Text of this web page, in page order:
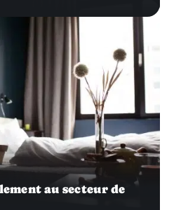
au secteur de